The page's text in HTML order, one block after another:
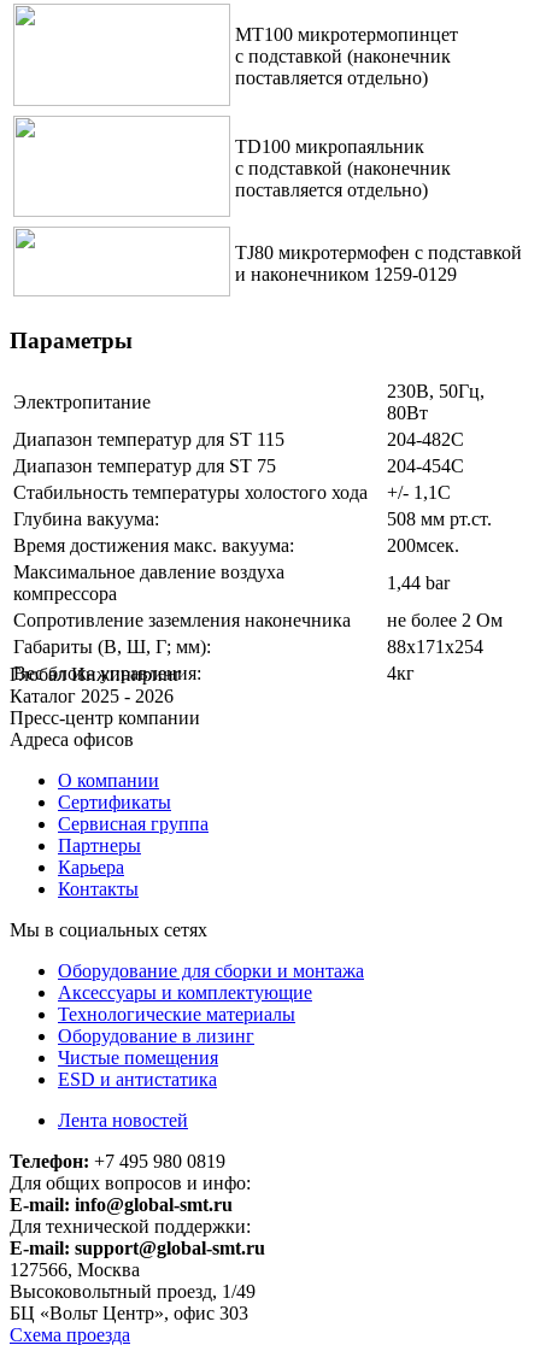
MT100 микротермопинцет
с подставкой (наконечник
поставляется отдельно)
TD100 микропаяльник
с подставкой (наконечник
поставляется отдельно)
TJ80 микротермофен с подставкой
и наконечником 1259-0129
Параметры
Электропитание
230В, 50Гц,
80Вт
Диапазон температур для ST 115
204-482C
Диапазон температур для ST 75
204-454C
Стабильность температуры холостого хода
+/- 1,1С
Глубина вакуума:
508 мм рт.ст.
Время достижения макс. вакуума:
200мсек.
Максимальное давление воздуха
компрессора
1,44 bar
Сопротивление заземления наконечника
не более 2 Ом
Габариты (В, Ш, Г; мм):
88х171х254
Вес блока управления:
4кг
Глобал Инжиниринг
Каталог 2025 - 2026
Пресс-центр компании
Адреса офисов
О компании
Сертификаты
Сервисная группа
Партнеры
Карьера
Контакты
Мы в социальных сетях
Оборудование для сборки и монтажа
Аксессуары и комплектующие
Технологические материалы
Оборудование в лизинг
Чистые помещения
ESD и антистатика
Лента новостей
Телефон: +7 495 980 0819
Для общих вопросов и инфо:
E-mail: info@global-smt.ru
Для технической поддержки:
E-mail: support@global-smt.ru
127566, Москва
Высоковольтный проезд, 1/49
БЦ «Вольт Центр», офис 303
Схема проезда